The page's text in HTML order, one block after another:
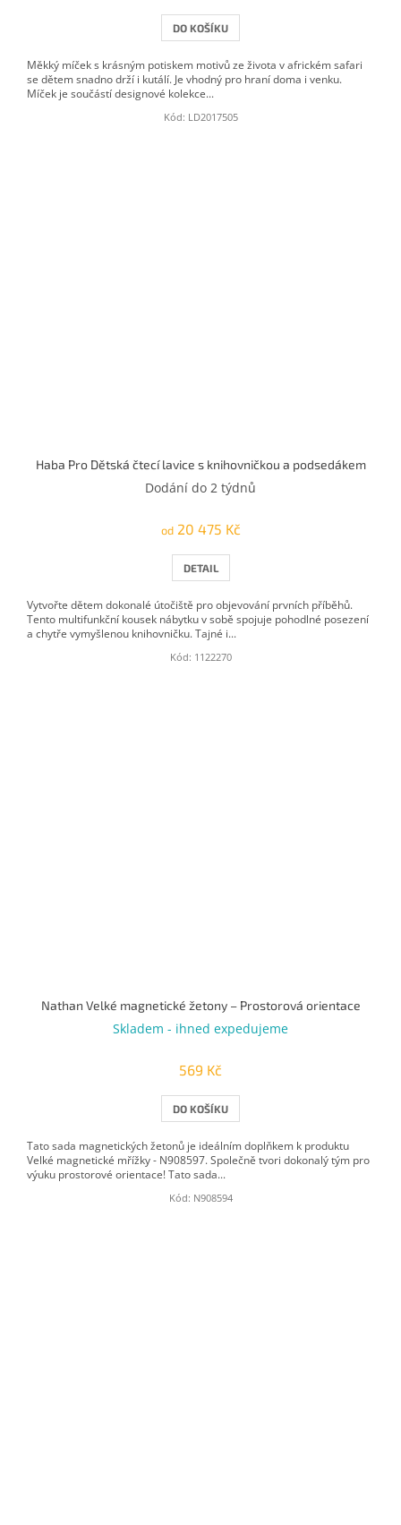
DO KOŠÍKU
Měkký míček s krásným potiskem motivů ze života v africkém safari
se dětem snadno drží i kutálí. Je vhodný pro hraní doma i venku.
Míček je součástí designové kolekce...
Kód: LD2017505
Haba Pro Dětská čtecí lavice s knihovničkou a podsedákem
Dodání do 2 týdnů
od20 475 Kč
DETAIL
Vytvořte dětem dokonalé útočiště pro objevování prvních příběhů.
Tento multifunkční kousek nábytku v sobě spojuje pohodlné posezení
a chytře vymyšlenou knihovničku. Tajné i...
Kód: 1122270
Nathan Velké magnetické žetony – Prostorová orientace
Skladem - ihned expedujeme
569 Kč
DO KOŠÍKU
Tato sada magnetických žetonů je ideálním doplňkem k produktu
Velké magnetické mřížky - N908597. Společně tvori dokonalý tým pro
výuku prostorové orientace! Tato sada...
Kód: N908594